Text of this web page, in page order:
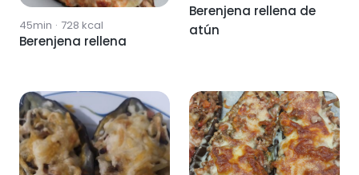
45min · 728 kcal
Berenjena rellena
Berenjena rellena de
atún